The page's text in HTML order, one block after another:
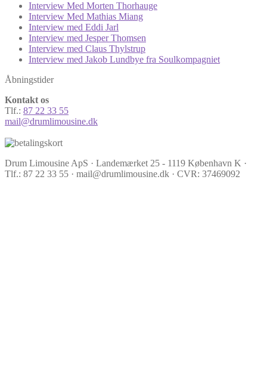
Interview Med Morten Thorhauge
Interview Med Mathias Miang
Interview med Eddi Jarl
Interview med Jesper Thomsen
Interview med Claus Thylstrup
Interview med Jakob Lundbye fra Soulkompagniet
Åbningstider
Kontakt os
Tlf.: 87 22 33 55
mail@drumlimousine.dk
Drum Limousine ApS · Landemærket 25 - 1119 København K ·
Tlf.: 87 22 33 55 · mail@drumlimousine.dk · CVR: 37469092